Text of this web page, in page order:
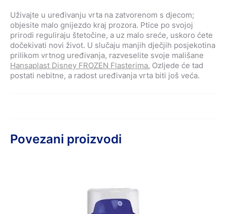
Uživajte u uređivanju vrta na zatvorenom s djecom;
objesite malo gnijezdo kraj prozora. Ptice po svojoj
prirodi reguliraju štetočine, a uz malo sreće, uskoro ćete
dočekivati novi život. U slučaju manjih dječjih posjekotina
prilikom vrtnog uređivanja, razveselite svoje mališane
Hansaplast Disney FROZEN Flasterima. Ozljede će tad
postati nebitne, a radost uređivanja vrta biti još veća.
Povezani proizvodi